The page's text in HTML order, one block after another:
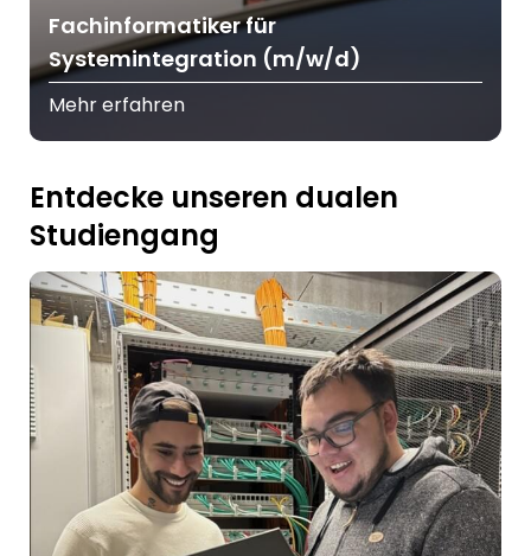
Fachinformatiker für
Systemintegration (m/w/d)
Mehr erfahren
Entdecke unseren dualen
Studiengang